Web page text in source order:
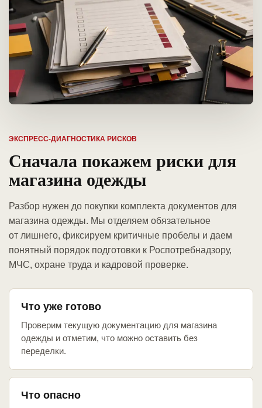
ЭКСПРЕСС-ДИАГНОСТИКА РИСКОВ
Сначала покажем риски для
магазина одежды
Разбор нужен до покупки комплекта документов для
магазина одежды. Мы отделяем обязательное
от лишнего, фиксируем критичные пробелы и даем
понятный порядок подготовки к Роспотребнадзору,
МЧС, охране труда и кадровой проверке.
Что уже готово
Проверим текущую документацию для магазина
одежды и отметим, что можно оставить без
переделки.
Что опасно